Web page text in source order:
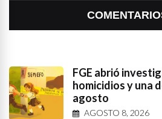
FGE abrió
homicidios y una
agosto
AGOSTO 8, 2026